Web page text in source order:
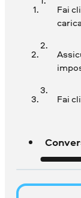
Fai
Fai